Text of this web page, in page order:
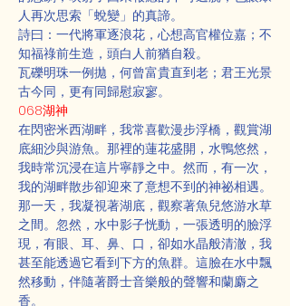
人再次思索「蛻變」的真諦。
詩曰：一代將軍逐浪花，心想高官權位嘉；不
知福祿前生造，頭白人前猶自殺。
瓦礫明珠一例拋，何曾富貴直到老；君王光景
古今同，更有同歸慰寂寥。
068湖神
在閃密米西湖畔，我常喜歡漫步浮橋，觀賞湖
底細沙與游魚。那裡的蓮花盛開，水鴨悠然，
我時常沉浸在這片寧靜之中。然而，有一次，
我的湖畔散步卻迎來了意想不到的神祕相遇。
那一天，我凝視著湖底，觀察著魚兒悠游水草
之間。忽然，水中影子恍動，一張透明的臉浮
現，有眼、耳、鼻、口，卻如水晶般清澈，我
甚至能透過它看到下方的魚群。這臉在水中飄
然移動，伴隨著爵士音樂般的聲響和蘭麝之
香。